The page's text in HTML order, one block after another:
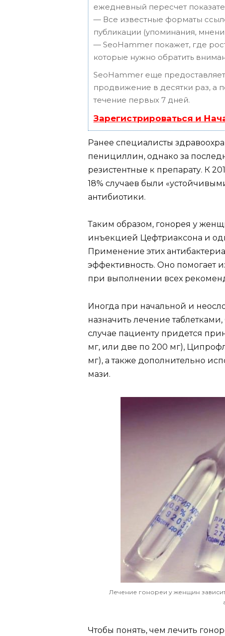
ежедневный пересчет
— Все известные форматы
публикации (упоминания,
— SeoHammer покажет, где
которые нужно обратить
SeoHammer еще
продвижение в десятки раз, а
течение первых 7 дней.
Зарегистрироваться и
Ранее специалисты
пенициллин, однако за
резистентные к препарату. К
18% случаев были
антибиотики.
Таким образом, гонорея у
инъекцией Цефтриаксона и
Применение этих
эффективность. Оно помогает
при выполнении всех
Иногда при начальной и
назначить лечение
случае пациенту придется
мг, или две по 200 мг),
мг), а также дополнительно
мази.
Лечение гонореи у женщин
Чтобы понять, чем лечить